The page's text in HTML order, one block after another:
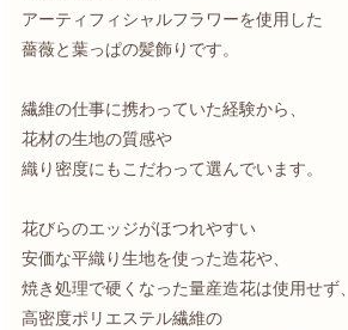
アーティフィシャルフラワーを使用した
薔薇と葉っぱの髪飾りです。
繊維の仕事に携わっていた経験から、
花材の生地の質感や
織り密度にもこだわって選んでいます。
花びらのエッジがほつれやすい
安価な平織り生地を使った造花や、
焼き処理で硬くなった量産造花は使用せず、
高密度ポリエステル繊維の